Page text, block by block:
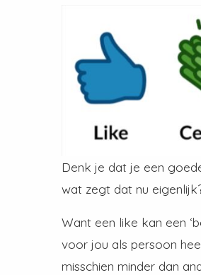
Denk je dat je een
wat zegt dat nu
Want een like kan een
voor jou als persoon
misschien minder dan